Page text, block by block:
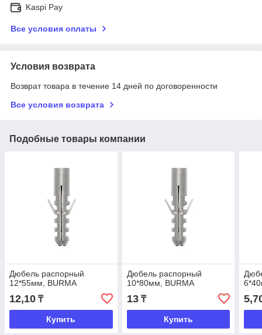
Kaspi Pay
Все условия оплаты
Условия возврата
Возврат товара в течение 14 дней по договоренности
Все условия возврата
Подобные товары компании
Дюбель распорный
12*55мм, BURMA
12,10 ₸
Купить
Дюбель распорный
10*80мм, BURMA
13₸
Купить